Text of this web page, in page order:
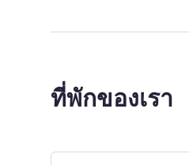
ที่พักของเรา